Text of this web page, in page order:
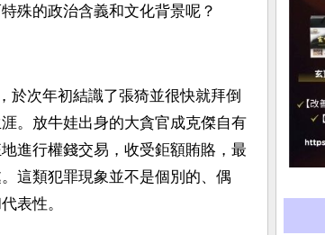
殊的政治含義和文化背景呢？
於次年初結識了張猗並很快就拜倒
。放牛娃出身的大貪官成克傑自有
進行權錢交易，收受鉅額賄賂，最
這類犯罪現象並不是個別的、偶
表性。